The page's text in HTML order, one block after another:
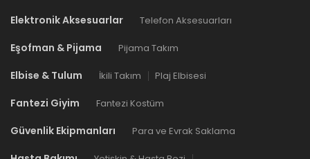
Elektronik Aksesuarlar Telefon Aksesuarları
Eşofman & Pijama Pijama Takım
Elbise & Tulum İkili Takım Plaj Elbisesi
Fantezi Giyim Fantezi Kostüm
Güvenlik Ekipmanları Para ve Evrak Saklama